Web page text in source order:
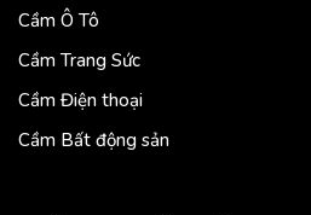
Cầm Ô Tô
Cầm Trang Sức
Cầm Điện thoại
Cầm Bất động sản